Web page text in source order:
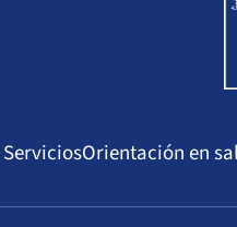
Orientación en